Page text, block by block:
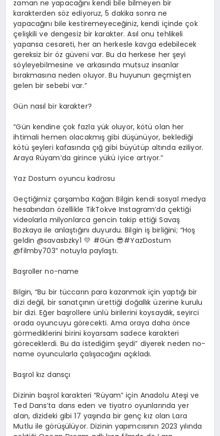
zaman ne yapacağını kendi bile bilmeyen bir
karakterden söz ediyoruz, 5 dakika sonra ne
yapacağını bile kestiremeyeceğiniz, kendi içinde çok
çelişkili ve dengesiz bir karakter. Asıl onu tehlikeli
yapansa cesareti, her an herkesle kavga edebilecek
gereksiz bir öz güveni var. Bu da herkese her şeyi
söyleyebilmesine ve arkasında mutsuz insanlar
bırakmasına neden oluyor. Bu huyunun geçmişten
gelen bir sebebi var.”
Gün nasıl bir karakter?
“Gün kendine çok fazla yük oluyor, kötü olan her
ihtimali hemen olacakmış gibi düşünüyor, beklediği
kötü şeyleri kafasında çığ gibi büyütüp altında eziliyor.
Araya Rüyam’da girince yükü iyice artıyor.”
Yaz Dostum oyuncu kadrosu
Geçtiğimiz çarşamba Kağan Bilgin kendi sosyal medya
hesabından özellikle TikTokve Instagram’da çektiği
videolarla milyonlarca gencin takip ettiği Savaş
Bozkaya ile anlaştığını duyurdu. Bilgin iş birliğini; “Hoş
geldin @savasbzky1 💛 #Gün 😎#YazDostum
@filmby703” notuyla paylaştı.
Başrollerno-name
Bilgin, “Bu bir tüccarın para kazanmak için yaptığı bir
dizi değil, bir sanatçının ürettiği doğallık üzerine kurulu
bir dizi. Eğer başrollere ünlü birilerini koysaydık,seyirci
orada oyuncuyu görecekti. Ama oraya daha önce
görmediklerini birini koyarsam sadece karakteri
göreceklerdi. Bu da istediğim şeydi” diyerek nedenno-
name oyuncularla çalışacağını açıkladı.
Başrol kız dansçı
Dizinin başrol karakteri “Rüyam” için Anadolu Ateşi ve
Ted Dans’ta dans eden ve tiyatro oyunlarında yer
alan, dizideki gibi 17 yaşında bir genç kız olan Lara
Mutlu ile görüşülüyor. Dizinin yapımcısının 2023 yılında